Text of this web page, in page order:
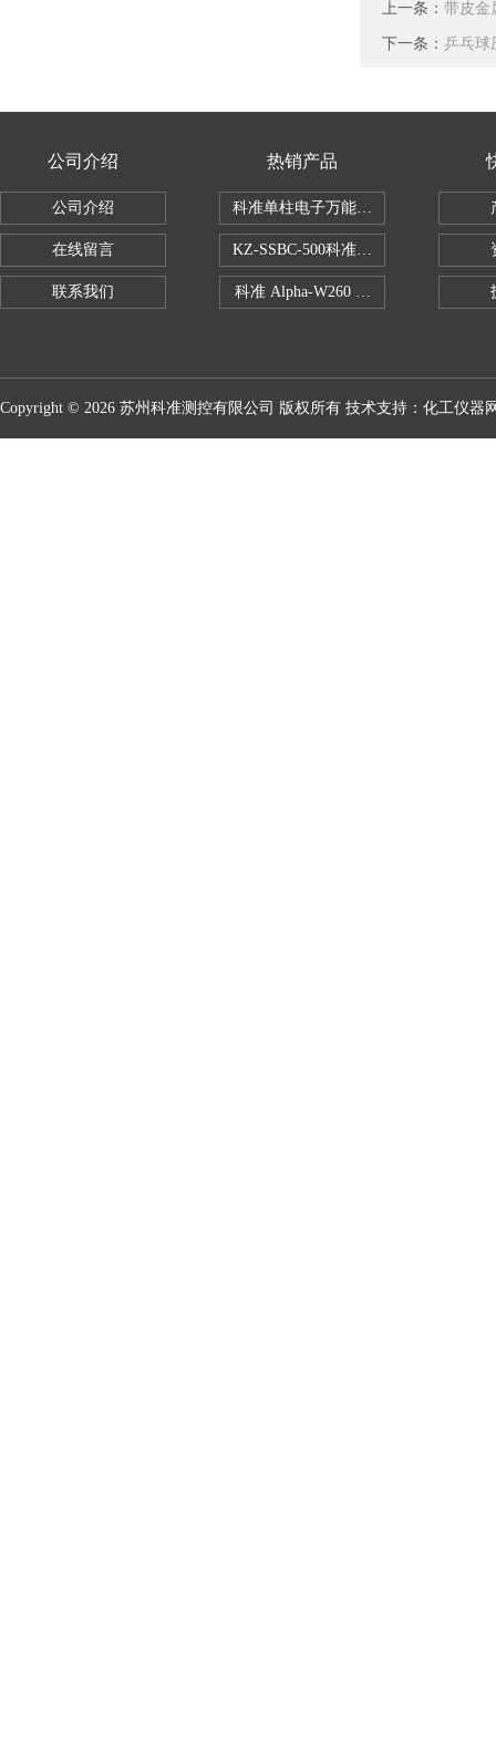
上一条： 带皮金
下一条： 乒乓球
公司介绍
公司介绍
在线留言
联系我们
热销产品
科准单柱电子万能拉力机KZ-SSBC-500
KZ-SSBC-500科准单柱电子万能试验
科准 Alpha-W260 半导体全自动推拉
Copyright © 2026 苏州科准测控有限公司 版权所有 技术支持： 化工仪器